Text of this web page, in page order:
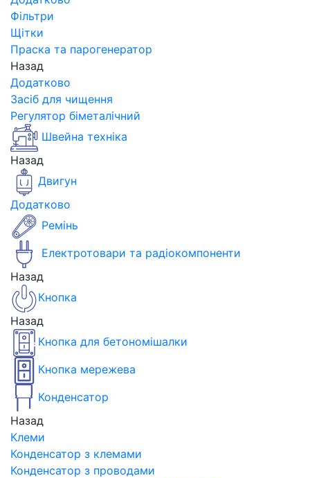
Фільтри
Щітки
Праска та парогенератор
Назад
Додатково
Засіб для чищення
Регулятор біметалічний
Швейна техніка
Назад
Двигун
Додатково
Ремінь
Електротовари та радіокомпоненти
Назад
Кнопка
Назад
Кнопка для бетономішалки
Кнопка мережева
Конденсатор
Назад
Клеми
Конденсатор з клемами
Конденсатор з проводами